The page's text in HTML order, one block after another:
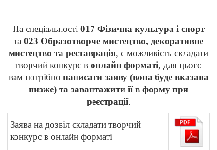
На спеціальності 017 Фізична культура і спорт
та 023 Образотворче мистецтво, декоративне
мистецтво та реставрація, є можливість складати
творчий конкурс в онлайн форматі, для цього
вам потрібно написати заяву (вона буде вказана
низже) та завантажити її в форму при
реєстрації.
Заява на дозвіл складати творчий
конкурс в онлайн форматі